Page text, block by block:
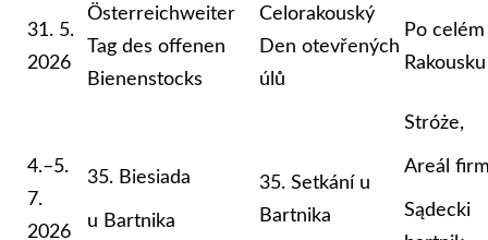
31. 5.
2026
Österreichweiter
Tag des offenen
Bienenstocks
Celorakouský
Den otevřených
úlů
Po celém
Rakousku
4.–5.
7.
2026
35. Biesiada
u Bartnika
35. Setkání u
Bartnika
Stróże,
Areál
Sądecki